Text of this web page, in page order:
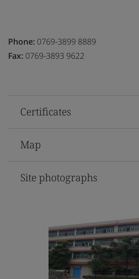
Phone: 0769-3899 8889
Fax: 0769-3893 9622
Certificates
Map
Site photographs